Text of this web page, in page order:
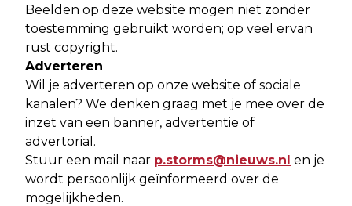
Beelden op deze website mogen niet zonder
toestemming gebruikt worden; op veel ervan
rust copyright.
Adverteren
Wil je adverteren op onze website of sociale
kanalen? We denken graag met je mee over de
inzet van een banner, advertentie of
advertorial.
Stuur een mail naar p.storms@nieuws.nl en je
wordt persoonlijk geïnformeerd over de
mogelijkheden.